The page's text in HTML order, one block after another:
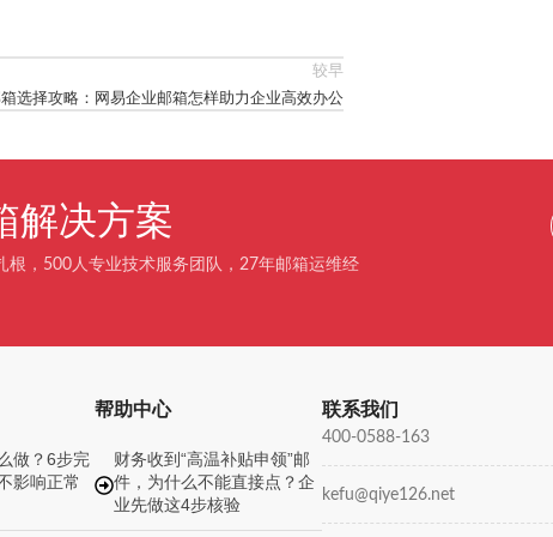
较早
选择攻略：网易企业邮箱怎样助力企业高效办公
解决方案
，500人专业技术服务团队，27年邮箱运维经
做？6步完
影响正常
帮助中心
财务收到“高温补贴申领”邮
件，为什么不能直接点？企
业先做这4步核验
联系我们
400-0588-163
kefu@qiye126.net